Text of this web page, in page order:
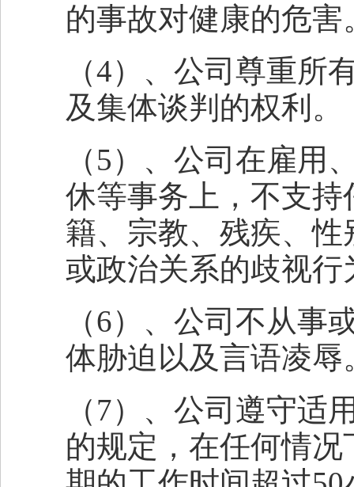
的事故对健康的危害
（4）、公司尊重所
及集体谈判的权利。
（5）、公司在雇用
休等事务上，不支
籍、宗教、残疾、
或政治关系的歧视行
（6）、公司不从事
体胁迫以及言语凌辱
（7）、公司遵守适
的规定，在任何情